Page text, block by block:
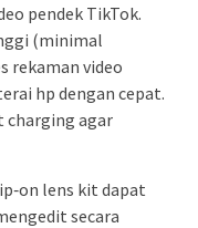
pendek TikTok.
(minimal
rekaman video
hp dengan cepat.
charging agar
lens kit dapat
secara